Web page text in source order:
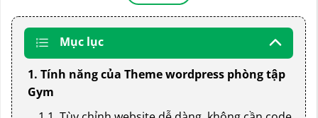
Mục lục
1. Tính năng của Theme wordpress phòng tập
Gym